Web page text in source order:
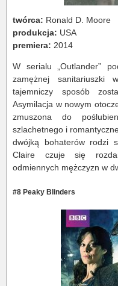
twórca: Ronald D. Moore
produkcja: USA
premiera: 2014
W serialu „Outlander”
zamężnej
tajemniczy sposób
Asymilacja w nowym
zmuszona do
szlachetnego i
dwójką bohaterów rodzi
Claire czuje się
odmiennych mężczyzn w
#8 Peaky Blinders